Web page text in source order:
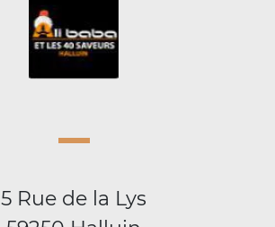
5 Rue de la Lys